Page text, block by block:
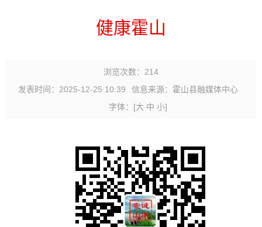
健康霍山
浏览次数： 214
发表时间：2025-12-25 10:39
信息来源：霍山县融媒体中心
字体： [大 中 小]